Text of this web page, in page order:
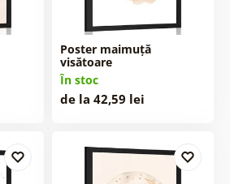
Poster maimuță
visătoare
În stoc
de la 42,59 lei